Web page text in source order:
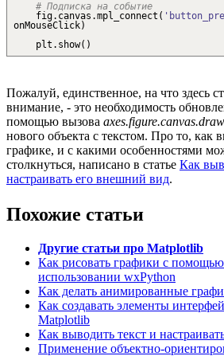
# Подписка на событие
fig. canvas .mpl_connect (
onMouseClick)
plt. show( )
Пожалуй, единственное, на что здесь
внимание, - это необходимость
помощью вызова
нового объекта с текстом. Про то, как
графике, и с какими особенностями
столкнуться, написано в статье Как
настраивать его внешний вид.
Похожие статьи
Другие статьи про Matplotlib
Как рисовать графики с
использовании wxPython
Как делать анимированные
Как создавать элементы
Matplotlib
Как выводить текст и
Применение объектно-